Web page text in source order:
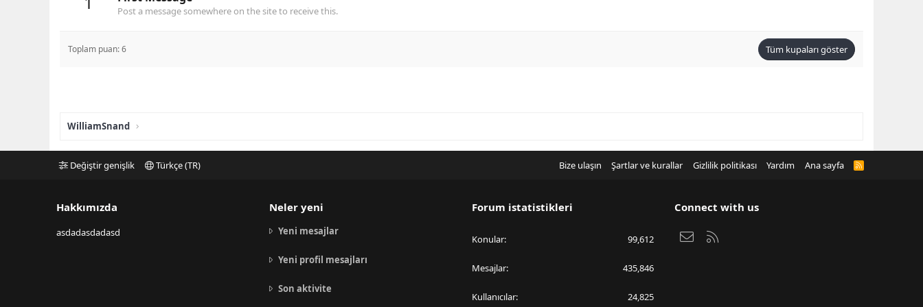
Post a message somewhere on the site to receive this.
Toplam puan: 6 Tüm kupaları göster
WilliamSnand
Değiştir genişlik Türkçe (TR) Bize ulaşın Şartlar ve kurallar Gizlilik politikası Yardım Ana sayfa
R
Hakkımızda
asdadasdadasd
Neler yeni
Yeni mesajlar
Yeni profil mesajları
Son aktivite
Forum istatistikleri
Konular 99,612
Mesajlar 435,846
Kullanıcılar 24,825
Connect with us
Bize ulaşın